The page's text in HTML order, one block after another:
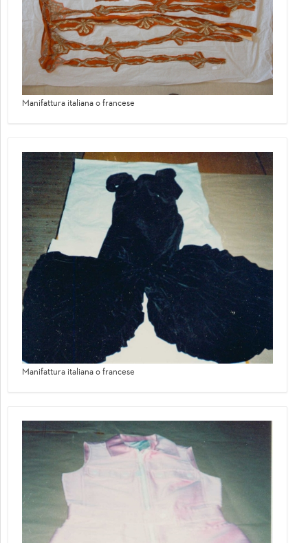
Manifattura italiana o francese
Manifattura italiana o francese